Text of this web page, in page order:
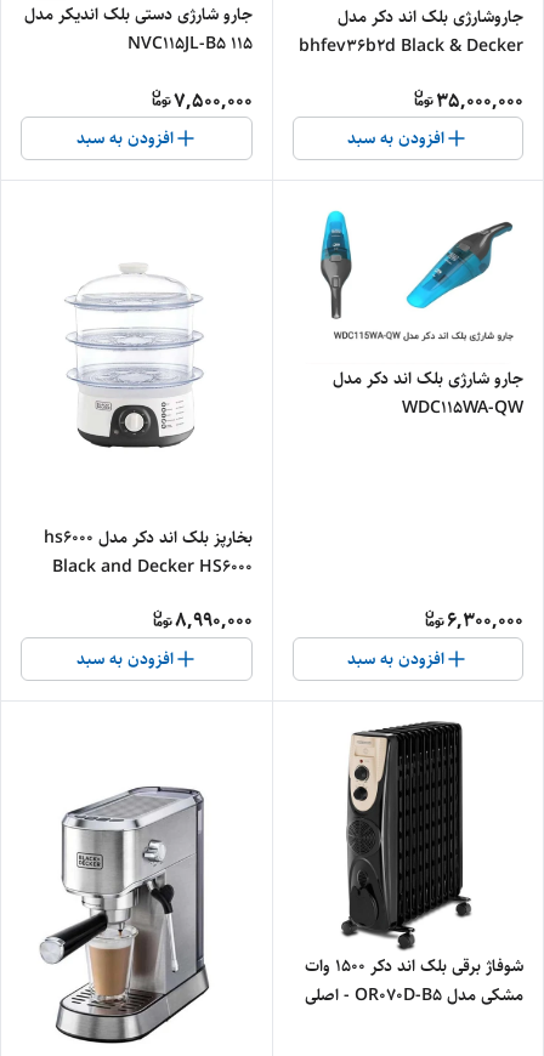
جاروشارژی بلک‌ اند دکر مدل
bhfev36b2d Black & Decker
cleaner_bhfev36b2d
35,000,000
افزودن به سبد
جارو شارژی دستی بلک اندیکر مدل
۱۱۵ NVC115JL-B5
7,500,000
افزودن به سبد
جارو شارژی بلک اند دکر مدل
WDC115WA-QW
6,300,000
افزودن به سبد
بخارپز بلک اند دکر مدل hs6000
Black and Decker HS6000
8,990,000
افزودن به سبد
شوفاژ برقی بلک اند دکر 1500 وات
مشکی مدل OR070D-B5 - اصلی